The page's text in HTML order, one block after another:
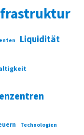
Liquidität
Technologien